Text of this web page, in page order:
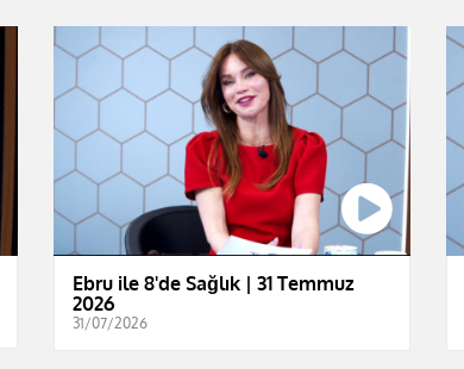
Ebru ile 8'de Sağlık | 31 Temmuz
2026
31/07/2026